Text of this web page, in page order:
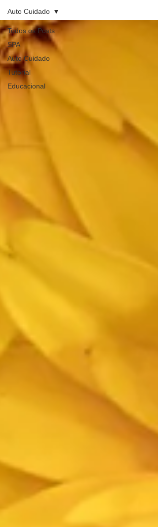
Todos os Posts
SPA
Auto Cuidado
Tutorial
Educacional
Auto Cuidado